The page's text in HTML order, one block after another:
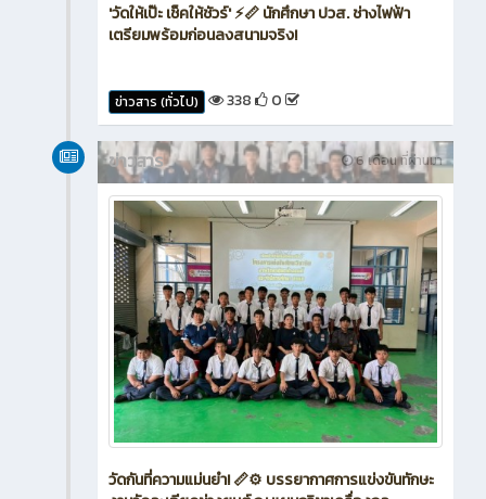
'วัดให้เป๊ะ เช็คให้ชัวร์' ⚡📏 นักศึกษา ปวส. ช่างไฟฟ้า
เตรียมพร้อมก่อนลงสนามจริง!
ข่าวสาร (ทั่วไป) 338 0
6 เดือน ที่ผ่านมา
ข่าวสาร
วัดกันที่ความแม่นยำ! 📏⚙️ บรรยากาศการแข่งขันทักษะ